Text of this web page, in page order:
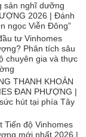
sản nghĩ dưỡng
2026 | Đánh
ngọc Viễn Đông”
tư Vinhomes
Phân tích sâu
chuyên gia và thực
THANH KHOẢN
ĐAN PHƯỢNG |
hút tại phía Tây
Tiến độ Vinhomes
mới nhất 2026 |